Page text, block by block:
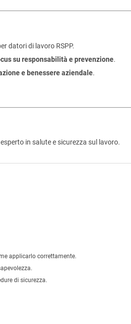
datori di lavoro RSPP.
su responsabilità e prevenzione.
e benessere aziendale.
in salute e sicurezza sul lavoro.
applicarlo correttamente.
di sicurezza.